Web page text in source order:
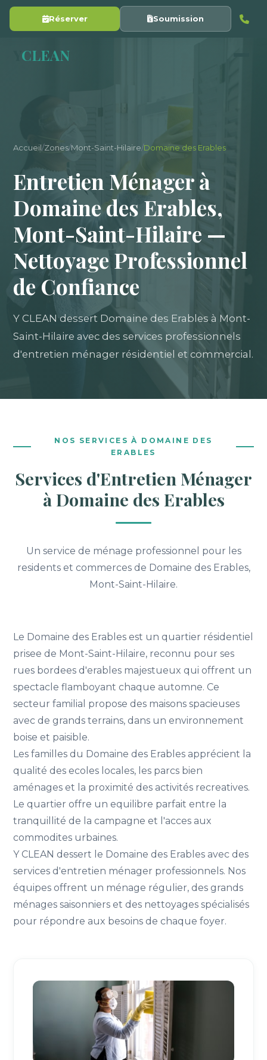
Réserver Soumission
CLEAN
Accueil/Zones/Mont-Saint-Hilaire/Domaine des Erables
Entretien Ménager à
Domaine des Erables,
Mont-Saint-Hilaire —
Nettoyage Professionnel
de Confiance
Y CLEAN dessert Domaine des Erables à Mont-
Saint-Hilaire avec des services professionnels
d'entretien ménager résidentiel et commercial.
NOS SERVICES À DOMAINE DES
ERABLES
Services d'Entretien Ménager
à Domaine des Erables
Un service de ménage professionnel pour les
residents et commerces de Domaine des Erables,
Mont-Saint-Hilaire.
Le Domaine des Erables est un quartier résidentiel
prisee de Mont-Saint-Hilaire, reconnu pour ses
rues bordees d'erables majestueux qui offrent un
spectacle flamboyant chaque automne. Ce
secteur familial propose des maisons spacieuses
avec de grands terrains, dans un environnement
boise et paisible.
Les familles du Domaine des Erables apprécient la
qualité des ecoles locales, les parcs bien
aménages et la proximité des activités recreatives.
Le quartier offre un equilibre parfait entre la
tranquillité de la campagne et l'acces aux
commodites urbaines.
Y CLEAN dessert le Domaine des Erables avec des
services d'entretien ménager professionnels. Nos
équipes offrent un ménage régulier, des grands
ménages saisonniers et des nettoyages spécialisés
pour répondre aux besoins de chaque foyer.